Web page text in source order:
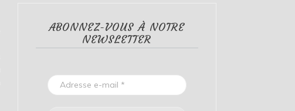
ABONNEZ-VOUS À NOTRE
NEWSLETTER